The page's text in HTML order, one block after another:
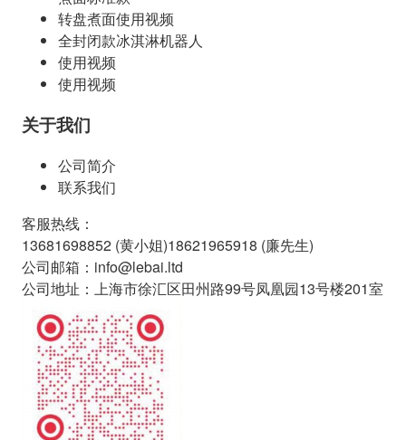
转盘煮面使用视频
全封闭款冰淇淋机器人
使用视频
使用视频
关于我们
公司简介
联系我们
客服热线 ：
13681698852 (黄小姐)18621965918 (廉先生)
公司邮箱 ： info@lebai.ltd
公司地址 ： 上海市徐汇区田州路99号凤凰园13号楼201室